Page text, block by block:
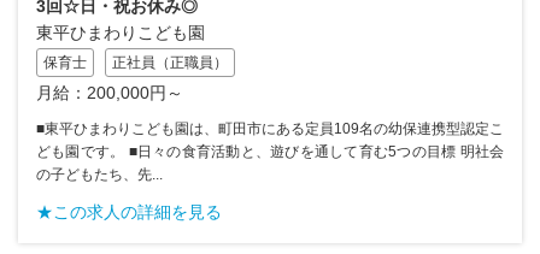
3回☆日・祝お休み◎
東平ひまわりこども園
保育士 正社員（正職員）
月給：200,000円～
■東平ひまわりこども園は、町田市にある定員109名の幼保連携型認定こ
ども園です。 ■日々の食育活動と、遊びを通して育む5つの目標 明社会
の子どもたち、先...
★この求人の詳細を見る